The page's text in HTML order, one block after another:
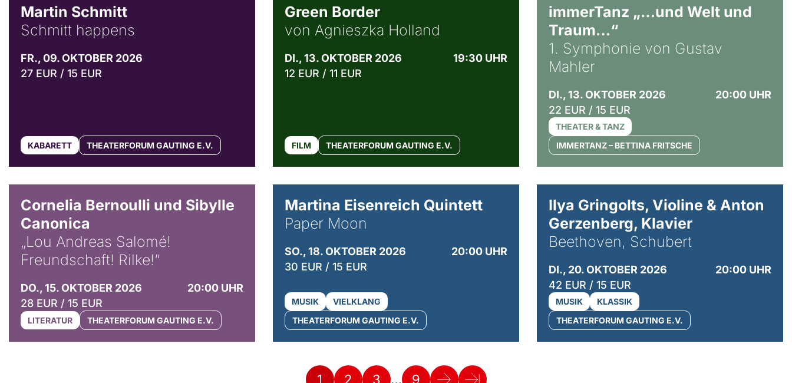
Martin Schmitt
Schmitt happens
FR., 09. OKTOBER 2026
27 EUR / 15 EUR
KABARETT THEATERFORUM GAUTING E.V.
Green Border
von Agnieszka Holland
DI., 13. OKTOBER 2026
19:30 UHR
12 EUR / 11 EUR
FILM THEATERFORUM GAUTING E.V.
immerTanz „…und Welt und
Traum…“
1. Symphonie von Gustav
Mahler
DI., 13. OKTOBER 2026
20:00 UHR
22 EUR / 15 EUR
THEATER & TANZ
IMMERTANZ – BETTINA FRITSCHE
Cornelia Bernoulli und Sibylle
Canonica
„Lou Andreas Salomé!
Freundschaft! Rilke!“
DO., 15. OKTOBER 2026
20:00 UHR
28 EUR / 15 EUR
LITERATUR THEATERFORUM GAUTING E.V.
Martina Eisenreich Quintett
Paper Moon
SO., 18. OKTOBER 2026
20:00 UHR
30 EUR / 15 EUR
MUSIK
VIELKLANG
THEATERFORUM GAUTING E.V.
Ilya Gringolts, Violine & Anton
Gerzenberg, Klavier
Beethoven, Schubert
DI., 20. OKTOBER 2026
20:00 UHR
42 EUR / 15 EUR
MUSIK
KLASSIK
THEATERFORUM GAUTING E.V.
1 2 3 … 9